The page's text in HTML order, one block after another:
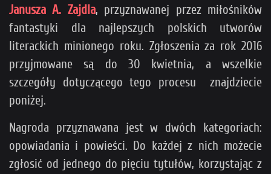
Janusza A. Zajdla, przyznawanej przez miłośników
fantastyki dla najlepszych polskich utworów
literackich minionego roku. Zgłoszenia za rok 2016
przyjmowane są do 30 kwietnia, a wszelkie
szczegóły dotyczącego tego procesu znajdziecie
poniżej.
Nagroda przyznawana jest w dwóch kategoriach:
opowiadania i powieści. Do każdej z nich możecie
zgłosić od jednego do pięciu tytułów, korzystając z